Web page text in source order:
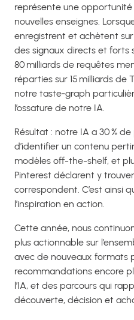
représente une
nouvelles enseignes.
enregistrent et achètent sur
des signaux directs et forts
80 milliards de requêtes
réparties sur 15 milliards de
notre taste‑graph
l’ossature de notre IA.
Résultat : notre IA a 30 %
d’identifier un contenu
modèles off-the-shelf, et
Pinterest déclarent y
correspondent. C’est ainsi
l’inspiration en action.
Cette année, nous
plus actionnable sur
avec de nouveaux formats
recommandations encore
l’IA, et des parcours qui
découverte, décision et